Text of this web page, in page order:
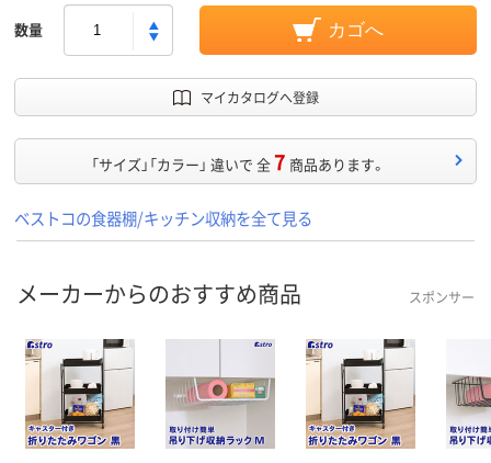
数量 カゴへ
マイカタログへ登録
「サイズ」「カラー」 違いで 全7 商品あります。
ベストコの食器棚/キッチン収納を全て見る
メーカーからのおすすめ商品 スポンサー